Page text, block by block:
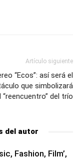
Artículo siguiente
“Ecos”: así será el
que simbolizará
“reencuentro” del trío
del autor
Fashion, Film’,